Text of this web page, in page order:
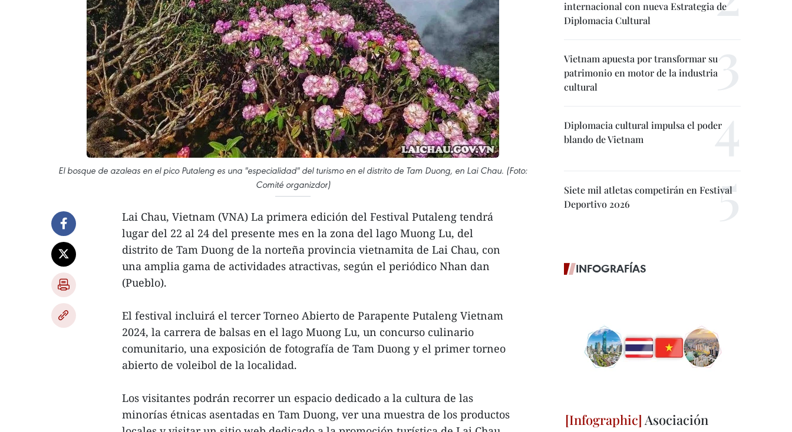
El bosque de azaleas en el pico Putaleng es una "especialidad" del turismo en el distrito de Tam Duong, en Lai Chau. (Foto:
Comité organizdor)
Lai Chau, Vietnam (VNA) La primera edición del Festival Putaleng tendrá
lugar del 22 al 24 del presente mes en la zona del lago Muong Lu, del
distrito de Tam Duong de la norteña provincia vietnamita de Lai Chau, con
una amplia gama de actividades atractivas, según el periódico Nhan dan
(Pueblo).
El festival incluirá el tercer Torneo Abierto de Parapente Putaleng Vietnam
2024, la carrera de balsas en el lago Muong Lu, un concurso culinario
comunitario, una exposición de fotografía de Tam Duong y el primer torneo
abierto de voleibol de la localidad.
Los visitantes podrán recorrer un espacio dedicado a la cultura de las
minorías étnicas asentadas en Tam Duong, ver una muestra de los productos
internacional con nueva Estrategia de
Diplomacia Cultural
Vietnam apuesta por transformar su
patrimonio en motor de la industria
cultural
Diplomacia cultural impulsa el poder
blando de Vietnam
Siete mil atletas competirán en Festival
Deportivo 2026
INFOGRAFÍAS
Asociación